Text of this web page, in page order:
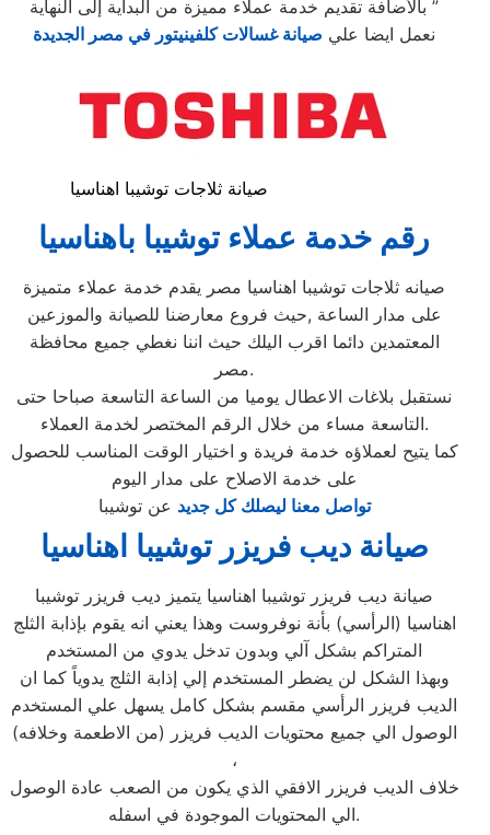
بالأضافة تقديم خدمة عملاء مميزة من البداية إلى النهاية ”
نعمل ايضا علي صيانة غسالات كلفينيتور في مصر الجديدة
صيانة ثلاجات توشيبا اهناسيا
رقم خدمة عملاء توشيبا باهناسيا
صيانه ثلاجات توشيبا اهناسيا مصر يقدم خدمة عملاء متميزة
على مدار الساعة ,حيث فروع معارضنا للصيانة والموزعين
المعتمدين دائما اقرب اليلك حيث اننا نغطي جميع محافظة
مصر.
نستقبل بلاغات الاعطال يوميا من الساعة التاسعة صباحا حتى
التاسعة مساء من خلال الرقم المختصر لخدمة العملاء.
كما يتيح لعملاؤه خدمة فريدة و اختيار الوقت المناسب للحصول
على خدمة الاصلاح على مدار اليوم
تواصل معنا ليصلك كل جديد عن توشيبا
صيانة ديب فريزر توشيبا اهناسيا
صيانة ديب فريزر توشيبا اهناسيا يتميز ديب فريزر توشيبا
اهناسيا (الرأسي) بأنة نوفروست وهذا يعني انه يقوم بإذابة الثلج
المتراكم بشكل آلي وبدون تدخل يدوي من المستخدم
وبهذا الشكل لن يضطر المستخدم إلي إذابة الثلج يدوياً كما ان
الديب فريزر الرأسي مقسم بشكل كامل يسهل علي المستخدم
الوصول الي جميع محتويات الديب فريزر (من الاطعمة وخلافه)
،
خلاف الديب فريزر الافقي الذي يكون من الصعب عادة الوصول
الي المحتويات الموجودة في اسفله.